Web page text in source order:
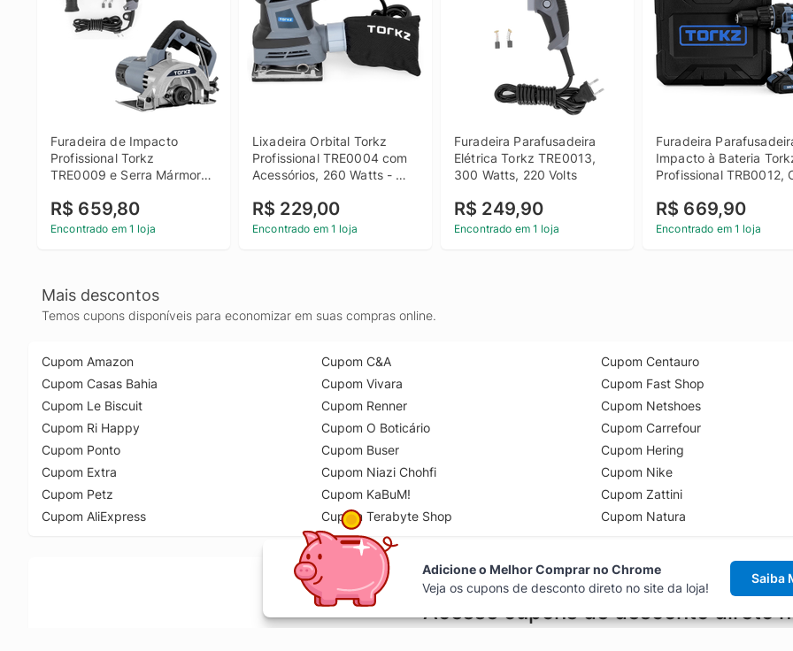
Furadeira de Impacto
Profissional Torkz
TRE0009 e Serra Mármore
R$ 659,80
Encontrado em 1 loja
Lixadeira Orbital Torkz
Profissional TRE0004 com
Acessórios, 260 Watts -
R$ 229,00
Encontrado em 1 loja
Furadeira Parafusadeira
Elétrica Torkz TRE0013,
300 Watts, 220 Volts
R$ 249,90
Encontrado em 1 loja
Furadeira
Impacto à Bateria
Profissional TRB0012,
R$ 669,90
Encontrado em 1 loja
Mais descontos
Temos cupons disponíveis para economizar em suas compras online.
Cupom Amazon
Cupom Casas Bahia
Cupom Le Biscuit
Cupom Ri Happy
Cupom Ponto
Cupom Extra
Cupom Petz
Cupom AliExpress
Cupom C&A
Cupom Vivara
Cupom Renner
Cupom O Boticário
Cupom Buser
Cupom Niazi Chohfi
Cupom KaBuM!
Cupom Terabyte Shop
Cupom Centauro
Cupom Fast Shop
Cupom Netshoes
Cupom Carrefour
Cupom Hering
Cupom Nike
Cupom Zattini
Cupom Natura
Acesse cupons de desconto direto
Adicione o Melhor Comprar no Chrome
Veja os cupons de desconto direto no site da loja!
Saiba